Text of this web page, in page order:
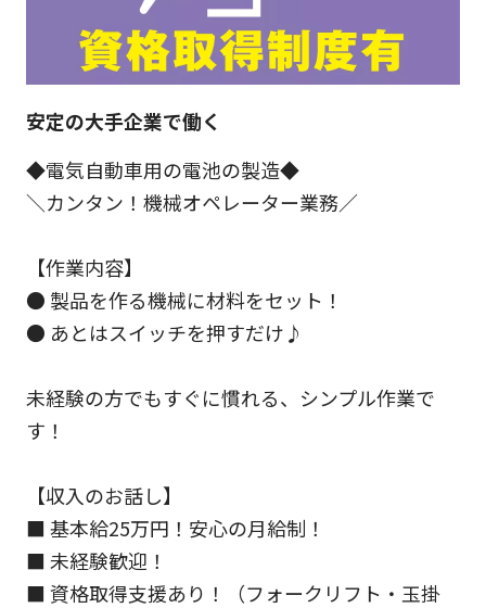
安定の大手企業で働く
◆電気自動車用の電池の製造◆
＼カンタン！機械オペレーター業務／
【作業内容】
● 製品を作る機械に材料をセット！
● あとはスイッチを押すだけ♪
未経験の方でもすぐに慣れる、シンプル作業で
す！
【収入のお話し】
■ 基本給25万円！安心の月給制！
■ 未経験歓迎！
■ 資格取得支援あり！（フォークリフト・玉掛